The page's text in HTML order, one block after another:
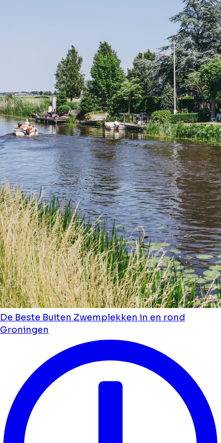
De Beste Buiten Zwemplekken in en rond
Groningen